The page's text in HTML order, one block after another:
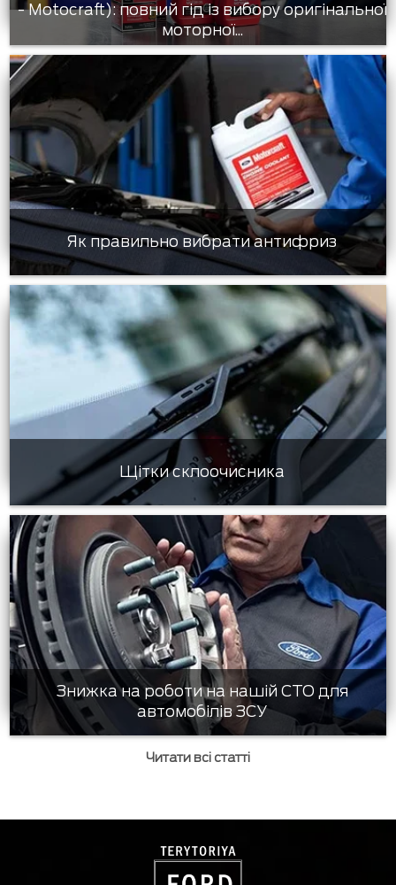
- Motocraft): повний гід із вибору оригінальної
моторної...
Як правильно вибрати антифриз
Щітки склоочисника
Знижка на роботи на нашій СТО для
автомобілів ЗСУ
Читати всі статті